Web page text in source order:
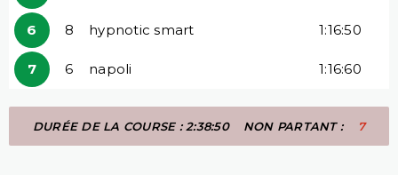
6 8 hypnotic smart 1:16:50
7 6 napoli 1:16:60
DURÉE DE LA COURSE : 2:38:50 NON PARTANT : 7